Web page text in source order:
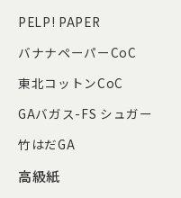
PELP! PAPER
バナナペーパーCoC
東北コットンCoC
GAバガス-FS シュガー
竹はだGA
高級紙